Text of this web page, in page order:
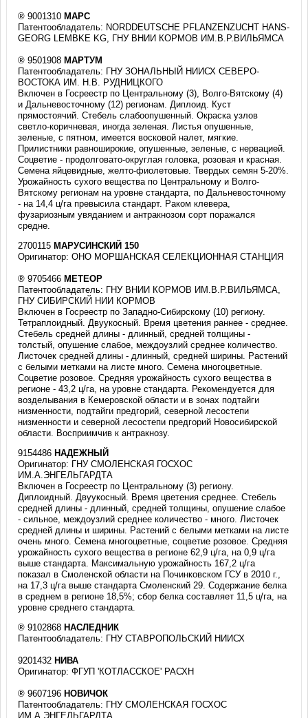
® 9001310 МАРС
Патентообладатель: NORDDEUTSCHE PFLANZENZUCHT HANS-
GEORG LEMBKE KG, ГНУ ВНИИ КОРМОВ ИМ.В.Р.ВИЛЬЯМСА
® 9501908 МАРТУМ
Патентообладатель: ГНУ ЗОНАЛЬНЫЙ НИИСХ СЕВЕРО-
ВОСТОКА ИМ. Н.В. РУДНИЦКОГО
Включен в Госреестр по Центральному (3), Волго-Вятскому (4)
и Дальневосточному (12) регионам. Диплоид. Куст
прямостоячий. Стебель слабоопушенный. Окраска узлов
светло-коричневая, иногда зеленая. Листья опушенные,
зеленые, с пятном, имеется восковой налет, мягкие.
Прилистники равноширокие, опушенные, зеленые, с нервацией.
Соцветие - продолговато-округлая головка, розовая и красная.
Семена яйцевидные, желто-фиолетовые. Твердых семян 5-20%.
Урожайность сухого вещества по Центральному и Волго-
Вятскому регионам на уровне стандарта, по Дальневосточному
- на 14,4 ц/га превысила стандарт. Раком клевера,
фузариозным увяданием и антракнозом сорт поражался
средне.
2700115 МАРУСИНСКИЙ 150
Оригинатор: ОНО МОРШАНСКАЯ СЕЛЕКЦИОННАЯ СТАНЦИЯ
® 9705466 МЕТЕОР
Патентообладатель: ГНУ ВНИИ КОРМОВ ИМ.В.Р.ВИЛЬЯМСА,
ГНУ СИБИРСКИЙ НИИ КОРМОВ
Включен в Госреестр по Западно-Сибирскому (10) региону.
Тетраплоидный. Двуукосный. Время цветения раннее - среднее.
Стебель средней длины - длинный, средней толщины -
толстый, опушение слабое, междоузлий среднее количество.
Листочек средней длины - длинный, средней ширины. Растений
с белыми метками на листе много. Семена многоцветные.
Соцветие розовое. Средняя урожайность сухого вещества в
регионе - 43,2 ц/га, на уровне стандарта. Рекомендуется для
возделывания в Кемеровской области и в зонах подтайги
низменности, подтайги предгорий, северной лесостепи
низменности и северной лесостепи предгорий Новосибирской
области. Восприимчив к антракнозу.
9154486 НАДЕЖНЫЙ
Оригинатор: ГНУ СМОЛЕНСКАЯ ГОСХОС
ИМ.А.ЭНГЕЛЬГАРДТА
Включен в Госреестр по Центральному (3) региону.
Диплоидный. Двуукосный. Время цветения среднее. Стебель
средней длины - длинный, средней толщины, опушение слабое
- сильное, междоузлий среднее количество - много. Листочек
средней длины и ширины. Растений с белыми метками на листе
очень много. Семена многоцветные, соцветие розовое. Средняя
урожайность сухого вещества в регионе 62,9 ц/га, на 0,9 ц/га
выше стандарта. Максимальную урожайность 167,2 ц/га
показал в Смоленской области на Починковском ГСУ в 2010 г.,
на 17,3 ц/га выше стандарта Смоленский 29. Содержание белка
в среднем в регионе 18,5%; сбор белка составляет 11,5 ц/га, на
уровне среднего стандарта.
® 9102868 НАСЛЕДНИК
Патентообладатель: ГНУ СТАВРОПОЛЬСКИЙ НИИСХ
9201432 НИВА
Оригинатор: ФГУП 'КОТЛАССКОЕ' РАСХН
® 9607196 НОВИЧОК
Патентообладатель: ГНУ СМОЛЕНСКАЯ ГОСХОС
ИМ.А.ЭНГЕЛЬГАРДТА